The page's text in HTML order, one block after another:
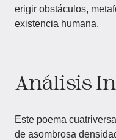
erigir obstáculos,
existencia humana.
Análisis
Este poema
de asombrosa